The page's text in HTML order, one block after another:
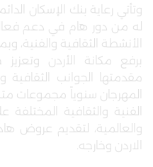
وتأتي رعاية بنك الإسكان
له من دور هام في دعم
الأنشطة الثقافية
برفع مكانة الأردن
مقدمتها الجوانب
المهرجان سنوياً مجموعات
الفنية والثقافية المختلفة
والعالمية، لتقديم عروض
الاردن وخارجه.